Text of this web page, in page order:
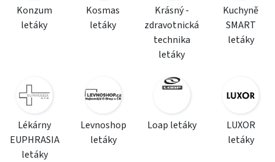
Konzum
letáky
Kosmas
letáky
Krásný -
zdravotnická
technika
letáky
Kuchyně
SMART
letáky
Lékárny
EUPHRASIA
letáky
Levnoshop
letáky
Loap letáky
LUXOR
letáky